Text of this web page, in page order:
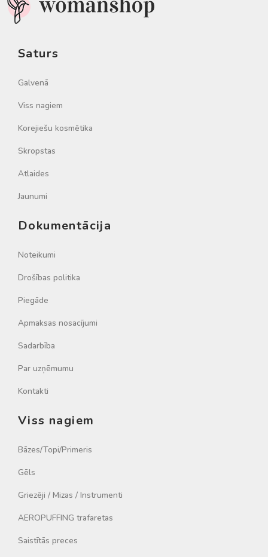
Saturs
Galvenā
Viss nagiem
Korejiešu kosmētika
Skropstas
Atlaides
Jaunumi
Dokumentācija
Noteikumi
Drošības politika
Piegāde
Apmaksas nosacījumi
Sadarbība
Par uzņēmumu
Kontakti
Viss nagiem
Bāzes/Topi/Primeris
Gēls
Griezēji / Mizas / Instrumenti
AEROPUFFING trafaretas
Saistītās preces